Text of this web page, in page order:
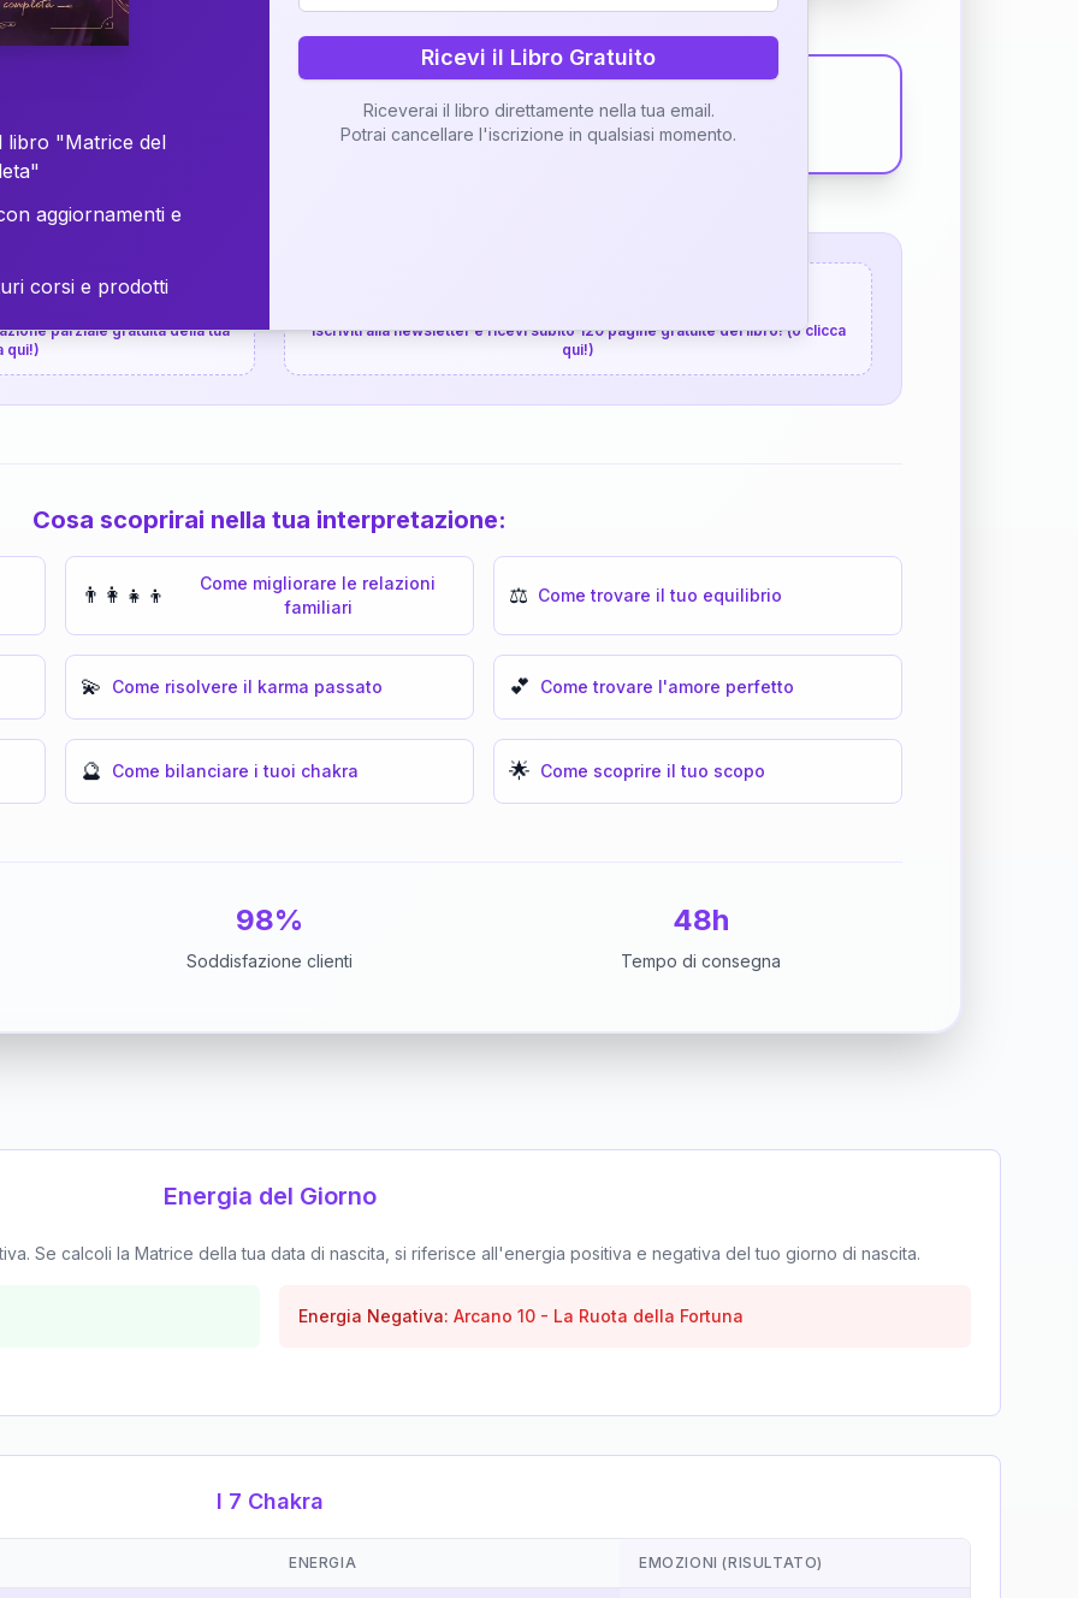
Scopri il Libro
gratuita
parziale gratuita della tua
qui!)
Iscriviti alla newsletter e ricevi subito 120 pagine gratuite del libro! (o clicca
qui!)
Cosa scoprirai nella tua interpretazione:
👨‍👩‍👧‍👦
Come migliorare le relazioni
familiari
⚖️ Come trovare il tuo equilibrio
💫 Come risolvere il karma passato 💕 Come trovare l'amore perfetto
🔮 Come bilanciare i tuoi chakra 🌟 Come scoprire il tuo scopo
98%
Soddisfazione clienti
48h
Tempo di consegna
Energia del Giorno
Se calcoli la Matrice della tua data di nascita, si riferisce all'energia positiva e negativa del tuo giorno di nascita.
Energia Negativa: Arcano 10 - La Ruota della Fortuna
I 7 Chakra
ENERGIA EMOZIONI (RISULTATO)
libro "Matrice del
aggiornamenti e
corsi e prodotti
Ricevi il Libro Gratuito
Riceverai il libro direttamente nella tua email.
Potrai cancellare l'iscrizione in qualsiasi momento.